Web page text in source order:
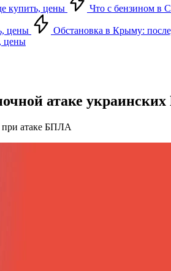
купить, цены Что с бензином в
цены Обстановка в Крыму:
цены
атаке
при атаке БПЛА